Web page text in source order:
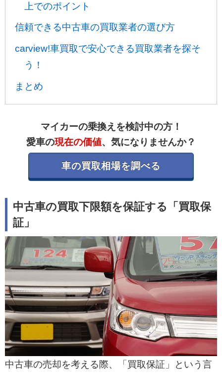
上でのポイント
信頼できる中古車の買取業者の選び方
carview!車買取で安心できる買取業者を探そ
う！
まとめ
マイカーの乗換えを検討中の方！
愛車の現在の価値、気になりませんか？
車の買取相場を調べる
中古車の買取下限額を保証する「買取保
証」
中古車の売却を考える際、「買取保証」という言